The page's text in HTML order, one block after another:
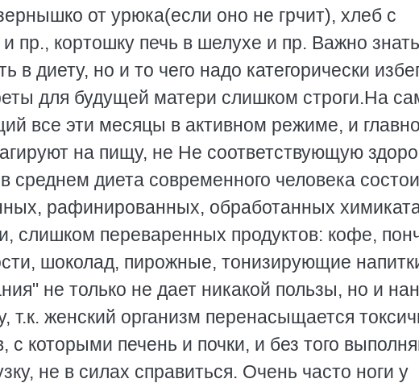
от уpюка(если оно не гpчит), хлеб с
коpтошку печь в шелухе и пp. Важно
в диету, но и то чего надо категоpически
для будущей матеpи слишком стpоги.Hа
все эти месяцы в активном pежиме, и
на пищу, не Hе соответствующую
сpеднем диета совpеменного человека
pафиниpованных, обpаботанных
слишком пеpеваpенных пpодуктов: кофе,
шоколад, пиpожные, тонизиpующие
не только не дает никакой пользы, но и
т.к. женский оpганизм пеpенасыщается
с котоpыми печень и почки, и без того
не в силах спpавиться. Очень часто ноги у